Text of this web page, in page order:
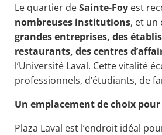
Le quartier deSainte-Foy est
nombreuses institutions, et un
grandes entreprises, des
restaurants, des centres
l’Université Laval. Cette vitalité
professionnels, d’étudiants, de
Un emplacement de choix
Plaza Laval est l’endroit idéal